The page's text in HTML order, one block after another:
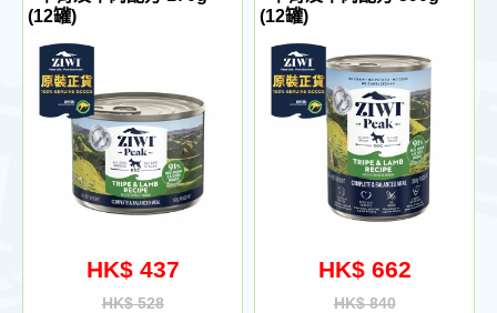
(12罐)
HK$ 437
HK$ 528
(12罐)
HK$ 662
HK$ 840